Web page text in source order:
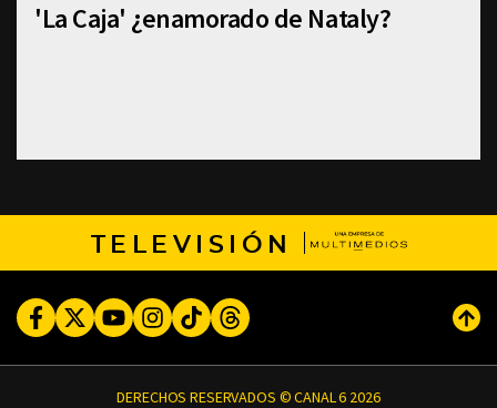
'La Caja' ¿enamorado de Nataly?
TELEVISIÓN
FacebookTwitterYoutubeInstagram
TikTokThreads
DERECHOS RESERVADOS © CANAL 6 2026